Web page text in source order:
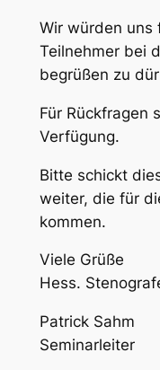
Wir würden uns
Teilnehmer bei
begrüßen zu
Für Rückfragen
Verfügung.
Bitte schickt
weiter, die für
kommen.
Viele Grüße
Hess.
Patrick Sahm
Seminarleiter